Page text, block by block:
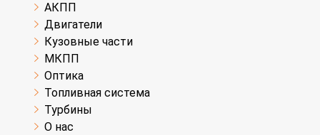
АКПП
Двигатели
Кузовные части
МКПП
Оптика
Топливная система
Турбины
О нас